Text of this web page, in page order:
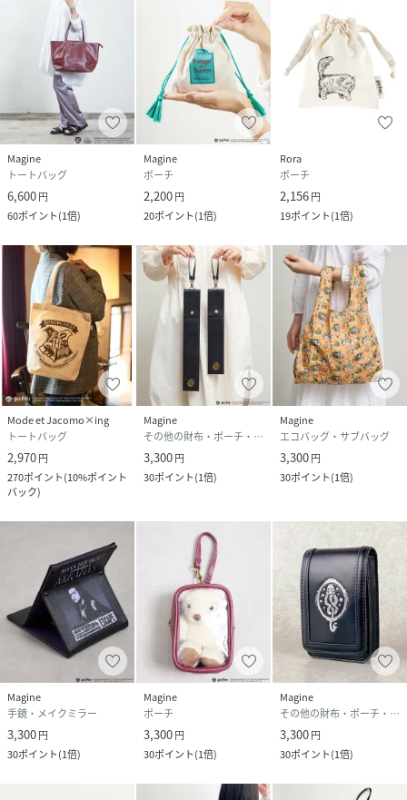
Magine
トートバッグ
6,600円
60ポイント(1倍)
Magine
ポーチ
2,200円
20ポイント(1倍)
Rora
ポーチ
2,156円
19ポイント(1倍)
Mode et Jacomo×ing
トートバッグ
2,970円
270ポイント(10%ポイント
バック)
Magine
その他の財布・ポーチ・ケース
3,300円
30ポイント(1倍)
Magine
エコバッグ・サブバッグ
3,300円
30ポイント(1倍)
Magine
手鏡・メイクミラー
3,300円
30ポイント(1倍)
Magine
ポーチ
3,300円
30ポイント(1倍)
Magine
その他の財布・ポーチ・ケース
3,300円
30ポイント(1倍)